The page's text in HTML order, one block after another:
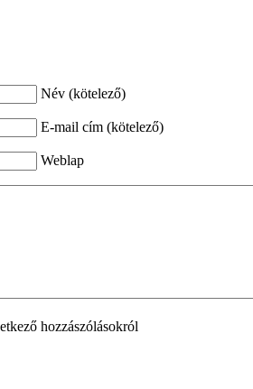
Név (kötelező)
E-mail cím (kötelező)
Weblap
hozzászólásokról